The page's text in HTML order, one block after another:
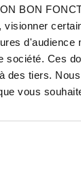
BON
visionner
d'audience
société. Ces
des tiers.
vous
? BESOIN D 'AIDE
vous pour
offres promos et